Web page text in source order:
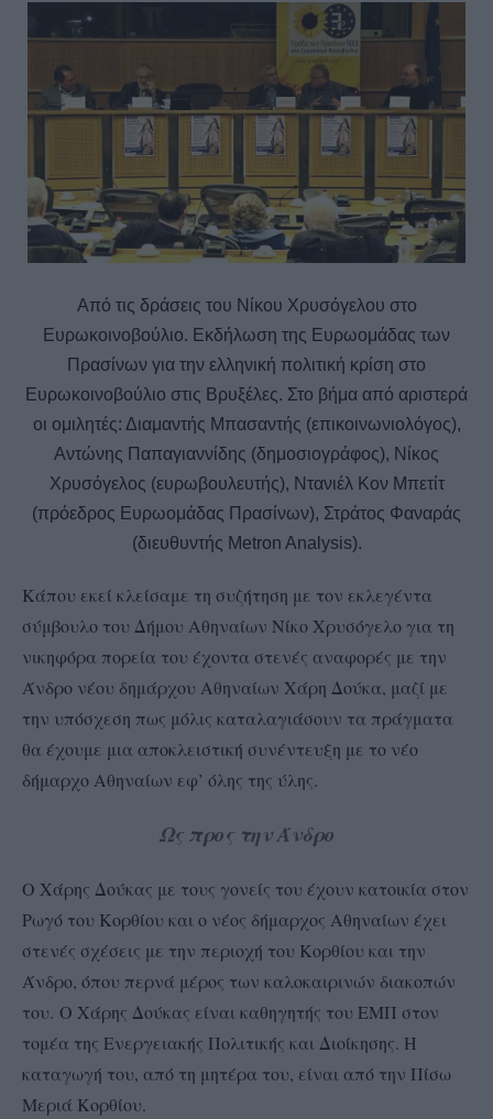
Από τις δράσεις του Νίκου Χρυσόγελου στο
Ευρωκοινοβούλιο. Εκδήλωση της Ευρωομάδας των
Πρασίνων για την ελληνική πολιτική κρίση στο
Ευρωκοινοβούλιο στις Βρυξέλες. Στο βήμα από αριστερά
οι ομιλητές: Διαμαντής Μπασαντής (επικοινωνιολόγος),
Αντώνης Παπαγιαννίδης (δημοσιογράφος), Νίκος
Χρυσόγελος (ευρωβουλευτής), Ντανιέλ Κον Μπετίτ
(πρόεδρος Ευρωομάδας Πρασίνων), Στράτος Φαναράς
(διευθυντής Metron Analysis).
Κάπου εκεί κλείσαμε τη συζήτηση με τον εκλεγέντα
σύμβουλο του Δήμου Αθηναίων Νίκο Χρυσόγελο για τη
νικηφόρα πορεία του έχοντα στενές αναφορές με την
Άνδρο νέου δημάρχου Αθηναίων Χάρη Δούκα, μαζί με
την υπόσχεση πως μόλις καταλαγιάσουν τα πράγματα
θα έχουμε μια αποκλειστική συνέντευξη με το νέο
δήμαρχο Αθηναίων εφ’ όλης της ύλης.
Ως προς την Άνδρο
Ο Χάρης Δούκας με τους γονείς του έχουν κατοικία στον
Ρωγό του Κορθίου και ο νέος δήμαρχος Αθηναίων έχει
στενές σχέσεις με την περιοχή του Κορθίου και την
Άνδρο, όπου περνά μέρος των καλοκαιρινών διακοπών
του. Ο Χάρης Δούκας είναι καθηγητής του ΕΜΠ στον
τομέα της Ενεργειακής Πολιτικής και Διοίκησης. Η
καταγωγή του, από τη μητέρα του, είναι από την Πίσω
Μεριά Κορθίου.